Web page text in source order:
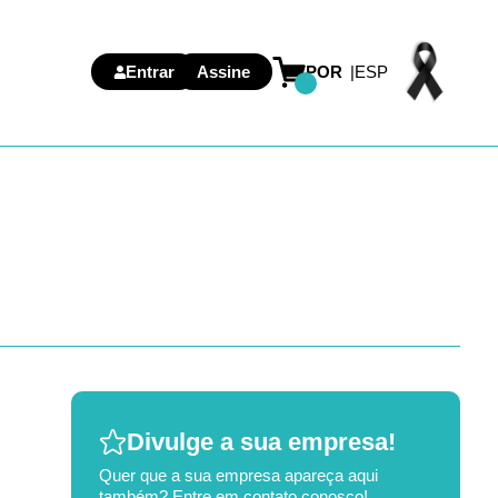
Entrar Assine POR ESP
Divulge a sua empresa!
Quer que a sua empresa apareça aqui